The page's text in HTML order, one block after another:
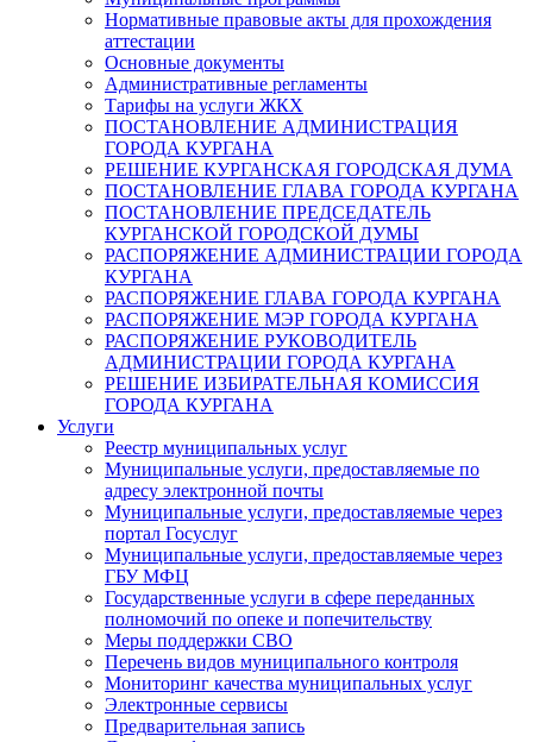
Нормативные правовые акты для прохождения
аттестации
Основные документы
Административные регламенты
Тарифы на услуги ЖКХ
ПОСТАНОВЛЕНИЕ АДМИНИСТРАЦИЯ
ГОРОДА КУРГАНА
РЕШЕНИЕ КУРГАНСКАЯ ГОРОДСКАЯ ДУМА
ПОСТАНОВЛЕНИЕ ГЛАВА ГОРОДА КУРГАНА
ПОСТАНОВЛЕНИЕ ПРЕДСЕДАТЕЛЬ
КУРГАНСКОЙ ГОРОДСКОЙ ДУМЫ
РАСПОРЯЖЕНИЕ АДМИНИСТРАЦИИ ГОРОДА
КУРГАНА
РАСПОРЯЖЕНИЕ ГЛАВА ГОРОДА КУРГАНА
РАСПОРЯЖЕНИЕ МЭР ГОРОДА КУРГАНА
РАСПОРЯЖЕНИЕ РУКОВОДИТЕЛЬ
АДМИНИСТРАЦИИ ГОРОДА КУРГАНА
РЕШЕНИЕ ИЗБИРАТЕЛЬНАЯ КОМИССИЯ
ГОРОДА КУРГАНА
Услуги
Реестр муниципальных услуг
Муниципальные услуги, предоставляемые по
адресу электронной почты
Муниципальные услуги, предоставляемые через
портал Госуслуг
Муниципальные услуги, предоставляемые через
ГБУ МФЦ
Государственные услуги в сфере переданных
полномочий по опеке и попечительству
Меры поддержки СВО
Перечень видов муниципального контроля
Мониторинг качества муниципальных услуг
Электронные сервисы
Предварительная запись